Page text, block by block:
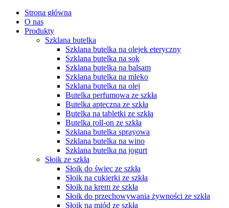
Strona główna
O nas
Produkty
Szklana butelka
Szklana butelka na olejek eteryczny
Szklana butelka na sok
Szklana butelka na balsam
Szklana butelka na mleko
Szklana butelka na olej
Butelka perfumowa ze szkła
Butelka apteczna ze szkła
Butelka na tabletki ze szkła
Butelka roll-on ze szkła
Szklana butelka sprayowa
Szklana butelka na wino
Szklana butelka na jogurt
Słoik ze szkła
Słoik do świec ze szkła
Słoik na cukierki ze szkła
Słoik na krem ze szkła
Słoik do przechowywania żywności ze szkła
Słoik na miód ze szkła